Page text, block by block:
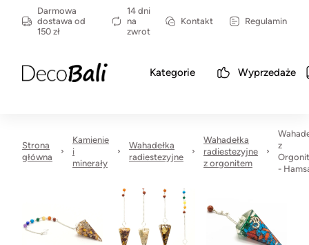
Darmowa
dostawa od
150 zł
14 dni
na
zwrot
Kontakt Regulamin
Kategorie Wyprzedaże
Strona
główna
Kamienie
i
minerały
Wahadełka
radiestezyjne
Wahadełka
radiestezyjne
z orgonitem
z
-